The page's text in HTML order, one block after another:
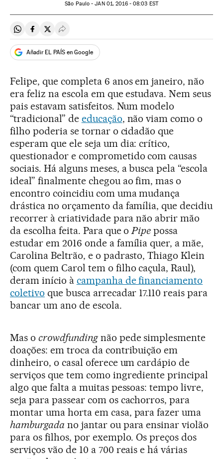
São Paulo -JAN 01, 2016 - 08:03 EST
Compartir en Whatsapp
Compartir en Facebook
Compartir en Twitter
Desplegar Redes Sociales
Añadir EL PAÍS en Google
Felipe, que completa 6 anos em janeiro, não
era feliz na escola em que estudava. Nem seus
pais estavam satisfeitos. Num modelo
“tradicional” de educação, não viam como o
filho poderia se tornar o cidadão que
esperam que ele seja um dia: crítico,
questionador e comprometido com causas
sociais. Há alguns meses, a busca pela “escola
ideal” finalmente chegou ao fim, mas o
encontro coincidiu com uma mudança
drástica no orçamento da família, que decidiu
recorrer à criatividade para não abrir mão
da escolha feita. Para que oPipe possa
estudar em 2016 onde a família quer, a mãe,
Carolina Beltrão, e o padrasto, Thiago Klein
(com quem Carol tem o filho caçula, Raul),
deram início à campanha de financiamento
coletivo que busca arrecadar 17.110 reais para
bancar um ano de escola.
Mas o crowdfundingnão pede simplesmente
doações: em troca da contribuição em
dinheiro, o casal oferece um cardápio de
serviços que tem como ingrediente principal
algo que falta a muitas pessoas: tempo livre,
seja para passear com os cachorros, para
montar uma horta em casa, para fazer uma
hamburgada no jantar ou para ensinar violão
para os filhos, por exemplo. Os preços dos
serviços vão de 10 a 700 reais e há várias